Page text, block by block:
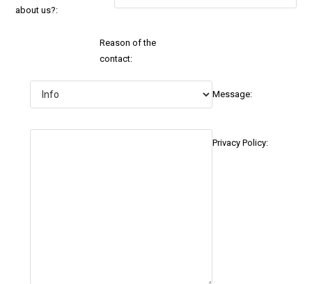
about us?:
Reason of the
contact:
Message:
Privacy Policy: